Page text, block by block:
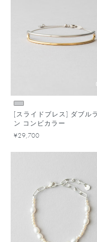
[スライドブレス] ダブルライ
ン コンビカラー
¥29,700